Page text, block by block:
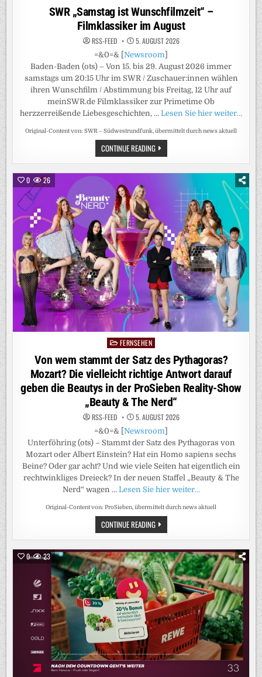
in
SWR „Samstag ist Wunschfilmzeit“ –
Filmklassiker im August
RSS-FEED 5. AUGUST 2026
=&0=& [ Newsroom
Baden-Baden (ots) – Von 15. bis 29. August 2026 immer
samstags um 20:15 Uhr im SWR / Zuschauer:innen wählen
ihren Wunschfilm / Abstimmung bis Freitag, 12 Uhr auf
meinSWR.de Filmklassiker zur Primetime Ob
herzzerreißende Liebesgeschichten, … Lesen Sie hier weiter…
Original-Content von: SWR – Südwestrundfunk, übermittelt durch news aktuell
CONTINUE READINGSWR
„SAMSTAG
IST
WUNSCHFILMZEIT“
FILMKLASSIKER
AUGUST
0 26
Posted
in
FERNSEHEN
Von wem stammt der Satz des Pythagoras?
Mozart? Die vielleicht richtige Antwort darauf
geben die Beautys in der ProSieben Reality-Show
„Beauty & The Nerd“
RSS-FEED 5. AUGUST 2026
=&0=& [ Newsroom
Unterföhring (ots) – Stammt der Satz des Pythagoras von
Mozart oder Albert Einstein? Hat ein Homo sapiens sechs
Beine? Oder gar acht? Und wie viele Seiten hat eigentlich ein
rechtwinkliges Dreieck? In der neuen Staffel „Beauty & The
Nerd“ wagen … Lesen Sie hier weiter…
Original-Content von: ProSieben, übermittelt durch news aktuell
CONTINUE READINGVON
WEM
STAMMT
DER
SATZ
DES
PYTHAGORAS?
MOZART?
DIE
VIELLEICHT
RICHTIGE
ANTWORT
DARAUF
GEBEN
DIE
BEAUTYS
DER
PROSIEBEN
0 23